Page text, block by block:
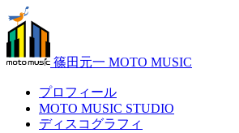
篠田元一 MOTO MUSIC
プロフィール
MOTO MUSIC STUDIO
ディスコグラフィ